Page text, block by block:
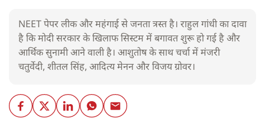
NEET पेपर लीक और महंगाई से जनता त्रस्त है। राहुल गांधी का दावा
है कि मोदी सरकार के खिलाफ सिस्टम में बगावत शुरू हो गई है और
आर्थिक सुनामी आने वाली है। आशुतोष के साथ चर्चा में मंजरी
चतुर्वेदी, शीतल सिंह, आदित्य मेनन और विजय ग्रोवर।